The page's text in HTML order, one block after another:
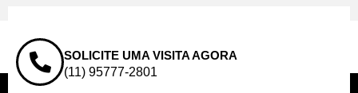
SOLICITE UMA VISITA AGORA
(11) 95777-2801